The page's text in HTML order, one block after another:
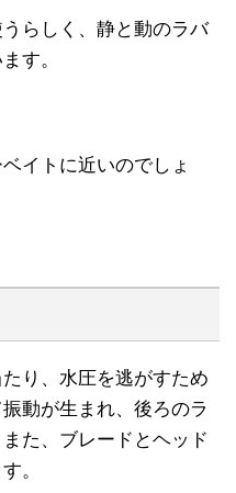
らしく、静と動のラバ
す。
イトに近いのでしょ
り、水圧を逃がすため
動が生まれ、後ろのラ
た、ブレードとヘッド
。